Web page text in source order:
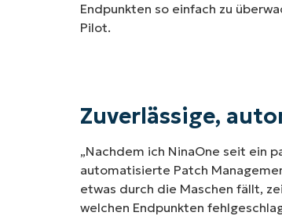
Endpunkten so einfach zu
Pilot.
Zuverlässige,
„Nachdem ich NinaOne seit ein
automatisierte Patch
etwas durch die Maschen fällt,
welchen Endpunkten